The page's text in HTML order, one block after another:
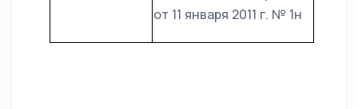
от 11 января 2011 г. № 1н